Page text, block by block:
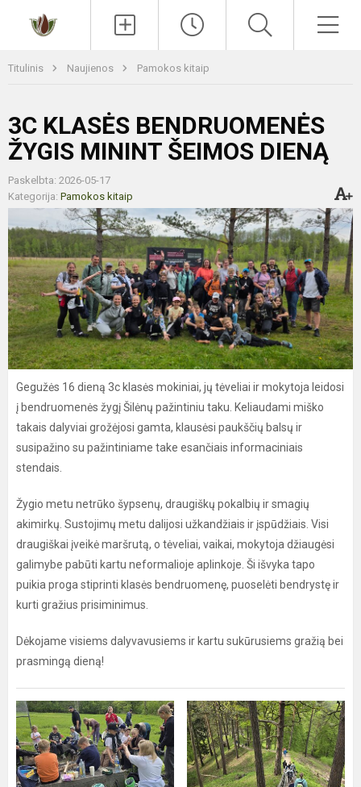
Titulinis Naujienos Pamokos kitaip
3C KLASĖS BENDRUOMENĖS
ŽYGIS MININT ŠEIMOS DIENĄ
Paskelbta: 2026-05-17
Kategorija: Pamokos kitaip
Gegužės 16 dieną 3c klasės mokiniai, jų tėveliai ir mokytoja leidosi
į bendruomenės žygį Šilėnų pažintiniu taku. Keliaudami miško
takais dalyviai grožėjosi gamta, klausėsi paukščių balsų ir
susipažino su pažintiniame take esančiais informaciniais
stendais.
Žygio metu netrūko šypsenų, draugiškų pokalbių ir smagių
akimirkų. Sustojimų metu dalijosi užkandžiais ir įspūdžiais. Visi
draugiškai įveikė maršrutą, o tėveliai, vaikai, mokytoja džiaugėsi
galimybe pabūti kartu neformalioje aplinkoje. Ši išvyka tapo
puikia proga stiprinti klasės bendruomenę, puoselėti bendrystę ir
kurti gražius prisiminimus.
Dėkojame visiems dalyvavusiems ir kartu sukūrusiems gražią bei
prasmingą dieną!